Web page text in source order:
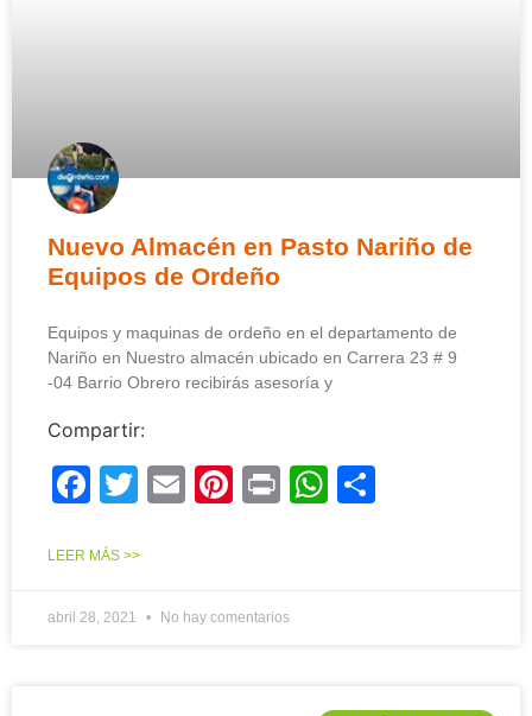
Nuevo Almacén en Pasto Nariño de
Equipos de Ordeño
Equipos y maquinas de ordeño en el departamento de
Nariño en Nuestro almacén ubicado en Carrera 23 # 9
-04 Barrio Obrero recibirás asesoría y
Compartir:
Facebook
Twitter
EmailPinterest
PrintWhatsApp
LEER MÁS >>
abril 28, 2021 No hay comentarios